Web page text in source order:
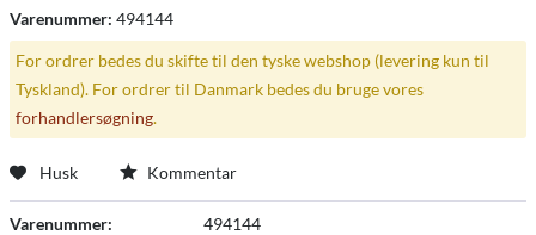
Varenummer: 494144
For ordrer bedes du skifte til den tyske webshop (levering kun til
Tyskland). For ordrer til Danmark bedes du bruge vores
forhandlersøgning.
Husk Kommentar
Varenummer: 494144